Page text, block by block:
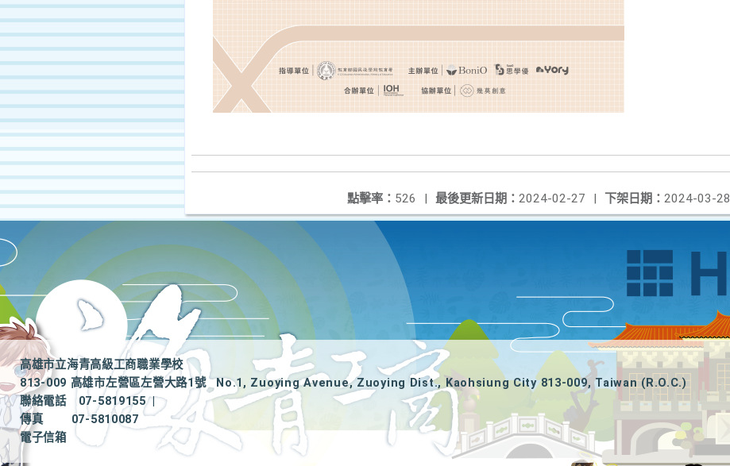
下架日期： 2024-03-28
最後更新日期： 2024-02-27 |
點擊率： 526 |
高雄市立海青高級工商職業學校
813-009 高雄市左營區左營大路1號
No.1, Zuoying Avenue, Zuoying Dist., Kaohsiung City 813-009, Taiwan (R.O.C.)
聯絡電話
07-5819155
|
傳真
07-5810087
電子信箱